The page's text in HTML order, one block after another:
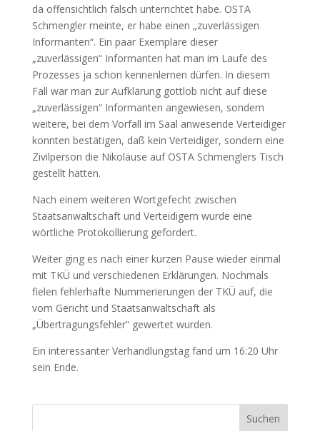
da offensichtlich falsch unterrichtet habe. OSTA
Schmengler meinte, er habe einen „zuverlässigen
Informanten“. Ein paar Exemplare dieser
„zuverlässigen“ Informanten hat man im Laufe des
Prozesses ja schon kennenlernen dürfen. In diesem
Fall war man zur Aufklärung gottlob nicht auf diese
„zuverlässigen“ Informanten angewiesen, sondern
weitere, bei dem Vorfall im Saal anwesende Verteidiger
konnten bestätigen, daß kein Verteidiger, sondern eine
Zivilperson die Nikoläuse auf OSTA Schmenglers Tisch
gestellt hatten.
Nach einem weiteren Wortgefecht zwischen
Staatsanwaltschaft und Verteidigern wurde eine
wörtliche Protokollierung gefordert.
Weiter ging es nach einer kurzen Pause wieder einmal
mit TKÜ und verschiedenen Erklärungen. Nochmals
fielen fehlerhafte Nummerierungen der TKÜ auf, die
vom Gericht und Staatsanwaltschaft als
„Übertragungsfehler“ gewertet wurden.
Ein interessanter Verhandlungstag fand um 16:20 Uhr
sein Ende.